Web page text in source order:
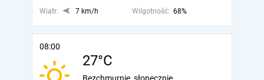
Wiatr: 7 km/h Wilgotność: 68%
08:00
27°C